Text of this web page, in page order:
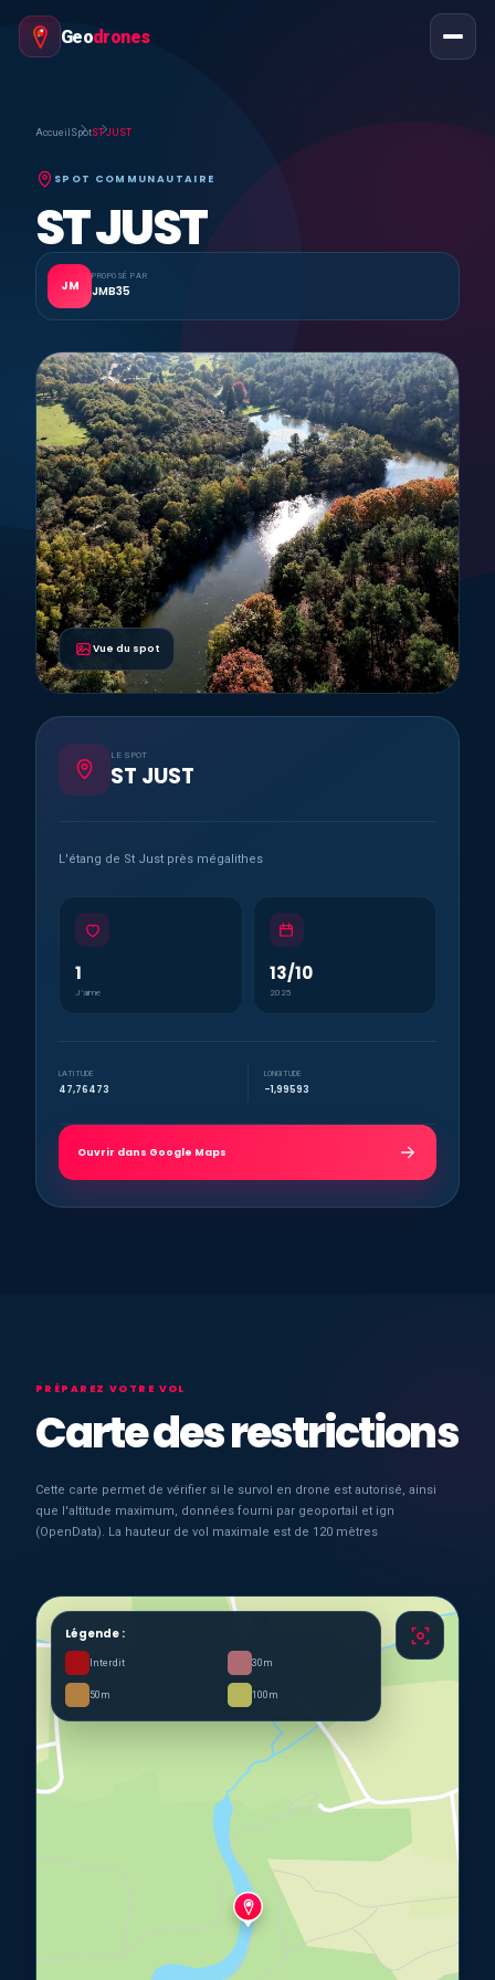
Geodrones
Accueil SpotST JUST
SPOT COMMUNAUTAIRE
ST JUST
JM
PROPOSÉ PAR
JMB35
Vue du spot
LE SPOT
ST JUST
L'étang de St Just près mégalithes
1
J’aime
13/10
2025
LATITUDE
47,76473
LONGITUDE
-1,99593
Ouvrir dans Google Maps
PRÉPAREZ VOTRE VOL
Carte des restrictions
Cette carte permet de vérifier si le survol en drone est autorisé, ainsi
que l'altitude maximum, données fourni par geoportail et ign
(OpenData). La hauteur de vol maximale est de 120 mètres
Légende :
Interdit 30m
50m 100m